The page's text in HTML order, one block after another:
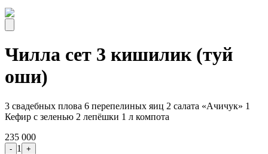
Чилла сет 3 кишилик (туй
оши)
3 свадебных плова 6 перепелиных яиц 2 салата «Ачичук» 1
Кефир с зеленью 2 лепёшки 1 л компота
235 000
- 1
+